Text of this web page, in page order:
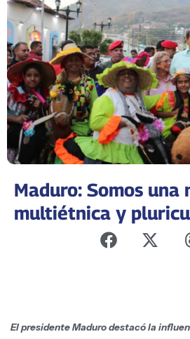
Maduro: Somos una
multiétnica y
El presidente Maduro destacó la